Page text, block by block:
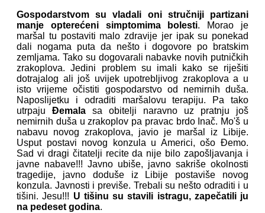
Gospodarstvom su vladali oni stručniji partizani
manje opterećeni simptomima bolesti. Morao je
maršal tu postaviti malo zdravije jer ipak su ponekad
dali nogama puta da nešto i dogovore po bratskim
zemljama. Tako su dogovarali nabavke novih putničkih
zrakoplova. Jedini problem su imali kako se riješiti
dotrajalog ali još uvijek upotrebljivog zrakoplova a u
isto vrijeme očistiti gospodarstvo od nemirnih duša.
Naposlijetku i odraditi maršalovu terapiju. Pa tako
utrpaju Đemala sa obitelji naravno uz pratnju još
nemirnih duša u zrakoplov pa pravac brdo Inač. Mo'š u
nabavu novog zrakoplova, javio je maršal iz Libije.
Usput postavi novog konzula u Americi, ošo Đemo.
Sad vi dragi čitatelji recite da nije bilo zapošljavanja i
javne nabave!!! Javno ubiše, javno sakriše okolnosti
tragedije, javno doduše iz Libije postaviše novog
konzula. Javnosti i previše. Trebali su nešto odraditi i u
tišini. Jesu!!! U tišinu su stavili istragu, zapečatili ju
na pedeset godina.